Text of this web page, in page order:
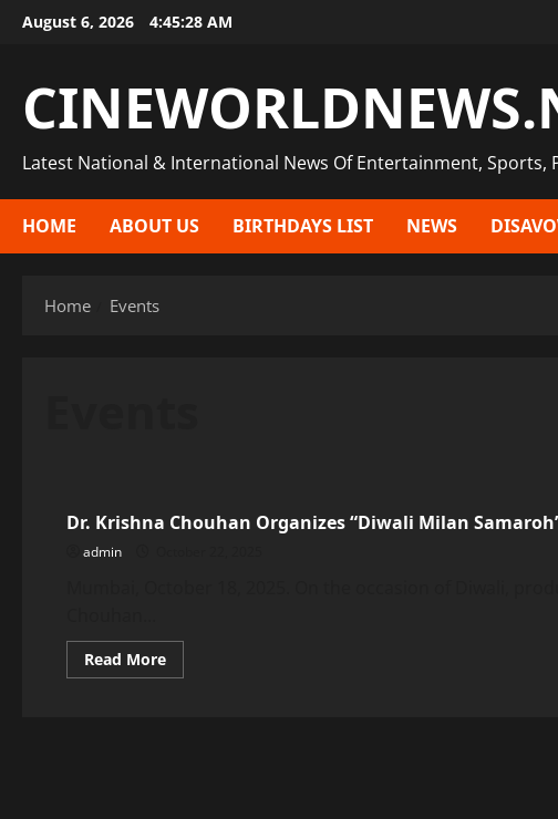
SkipAugust 6, 2026 4:45:28 AM
Latest National & International News Of Entertainment, Sports,
HOME ABOUT US BIRTHDAYS LIST NEWS
Home Events
Dr. Krishna Chouhan Organizes “Diwali Milan
admin
Read MoreRead
more